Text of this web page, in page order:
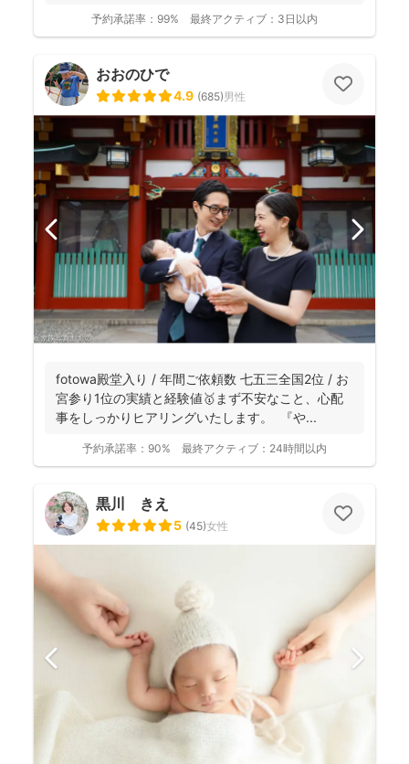
予約承諾率： 99% 最終アクティブ： 3日以内
おおのひで
4.9 (685)男性
fotowa殿堂入り / 年間ご依頼数 七五三全国2位 / お
宮参り1位の実績と経験値🥇まず不安なこと、心配
事をしっかりヒアリングいたします。 『や...
予約承諾率： 90% 最終アクティブ： 24時間以内
黒川 きえ
5 (45)女性